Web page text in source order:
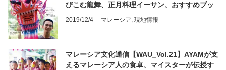
びこむ龍舞、正月料理イーサン、おすすめブッ
2019/12/4 マレーシア, 現地情報
マレーシア文化通信【WAU_Vol.21】AYAMが支
えるマレーシア人の食卓、マイスターが伝授す